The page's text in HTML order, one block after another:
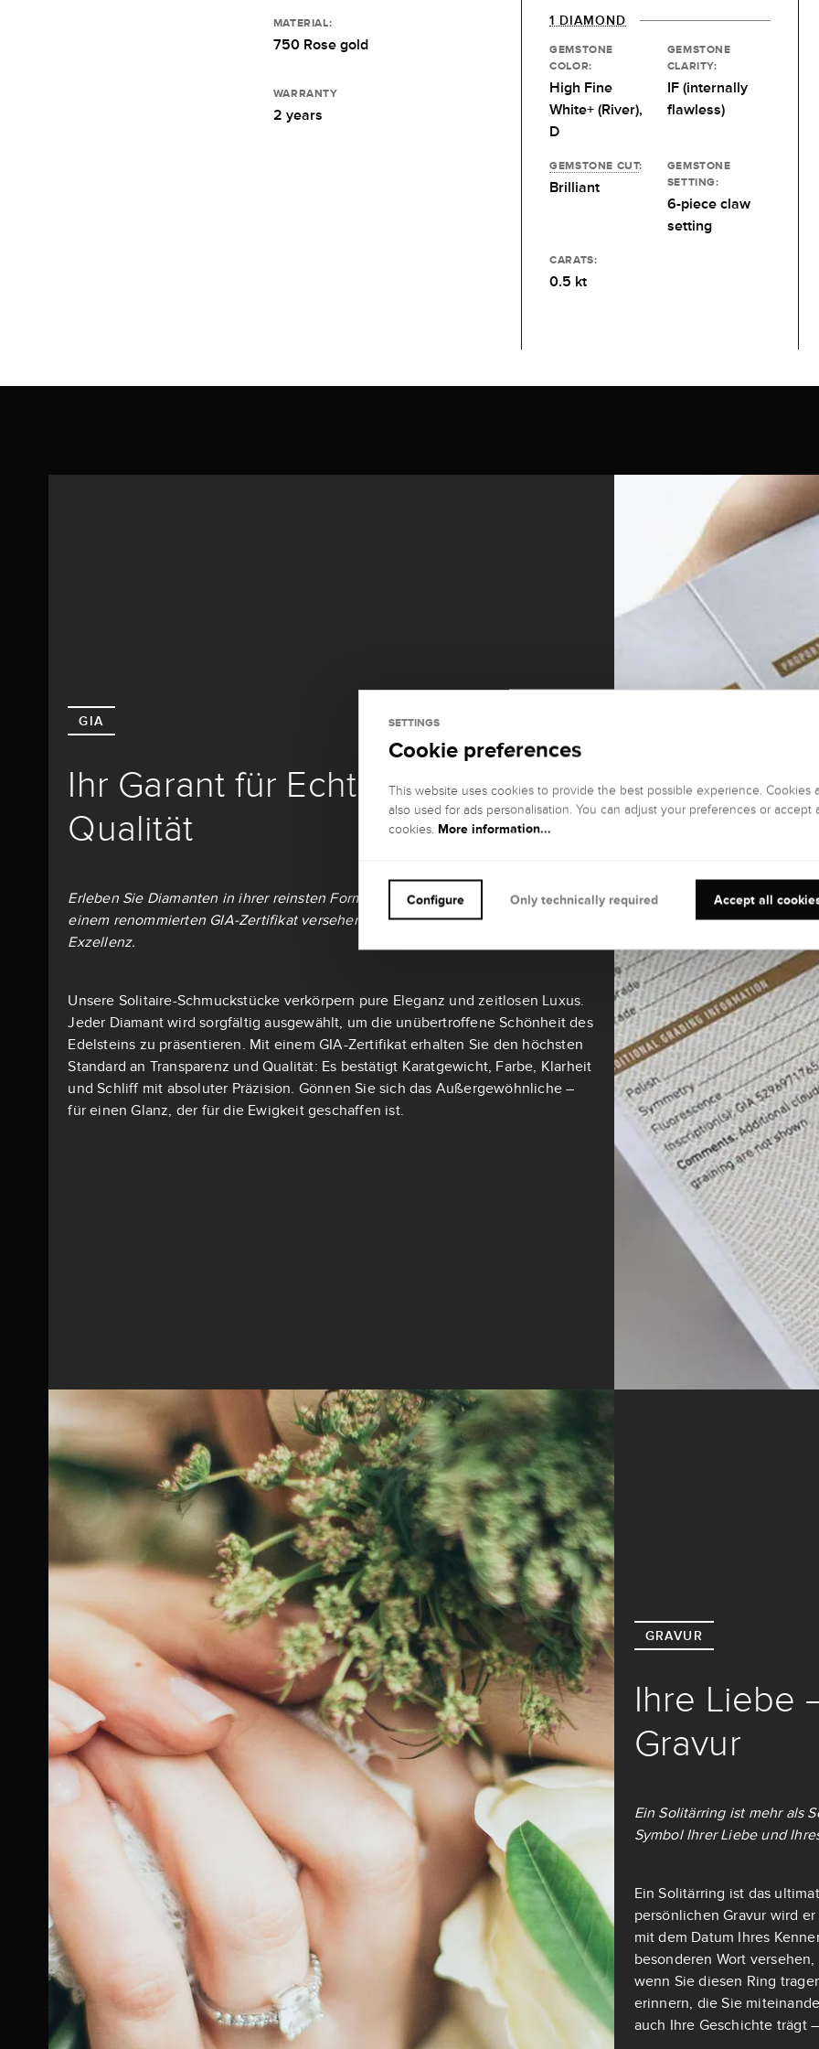
MATERIAL:
750 Rose gold
WARRANTY
2 years
1 DIAMOND
GEMSTONE
COLOR:
High Fine
White+ (River),
D
GEMSTONE
CLARITY:
IF (internally
flawless)
GEMSTONE CUT:
Brilliant
GEMSTONE
SETTING:
6-piece claw
setting
CARATS:
0.5 kt
GIA
Ihr Garant für Echtheit und
Qualität
Erleben Sie Diamanten in ihrer reinsten Form: Alle Steine ab 0,3 Karat sind mit
einem renommierten GIA-Zertifikat versehen – dem ultimativen Maßstab für
Exzellenz.
Unsere Solitaire-Schmuckstücke verkörpern pure Eleganz und zeitlosen Luxus.
Jeder Diamant wird sorgfältig ausgewählt, um die unübertroffene Schönheit des
Edelsteins zu präsentieren. Mit einem GIA-Zertifikat erhalten Sie den höchsten
Standard an Transparenz und Qualität: Es bestätigt Karatgewicht, Farbe, Klarheit
und Schliff mit absoluter Präzision. Gönnen Sie sich das Außergewöhnliche –
für einen Glanz, der für die Ewigkeit geschaffen ist.
GRAVUR
Ihre Liebe
Gravur
Ein Solitärring ist mehr als
Symbol Ihrer Liebe und
Ein Solitärring ist das
persönlichen Gravur wird
mit dem Datum Ihres
besonderen Wort
wenn Sie diesen Ring
erinnern, die Sie
auch Ihre Geschichte trägt
SETTINGS
Cookie preferences
This website uses cookies to provide the best possible experience. Cookies
also used for ads personalisation. You can adjust your preferences or accept
cookies. More information...
Accept all
Configure Only technically required